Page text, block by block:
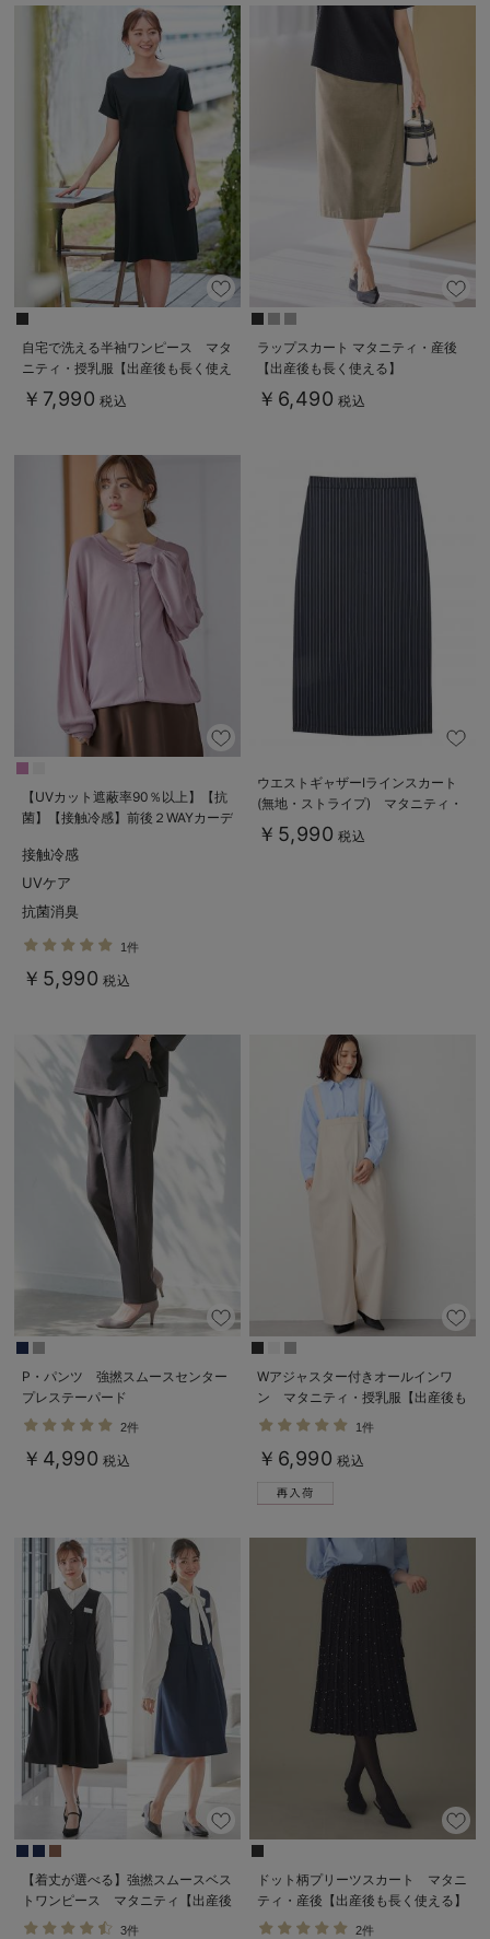
自宅で洗える半袖ワンピース マタ
ニティ・授乳服【出産後も長く使え
る】
￥7,990 税込
ラップスカート マタニティ・産後
【出産後も長く使える】
￥6,490 税込
【UVカット遮蔽率90％以上】【抗
菌】【接触冷感】前後２WAYカーデ
後も長く使える】
接触冷感
UVケア
抗菌消臭
1件
￥5,990 税込
ウエストギャザーIラインスカート
(無地・ストライプ) マタニティ・
産後【産後も長く着られる】
￥5,990 税込
P・パンツ 強撚スムースセンター
プレステーパード
2件
￥4,990 税込
Wアジャスター付きオールインワ
ン マタニティ・授乳服【出産後も
長く使える】
1件
￥6,990 税込
【着丈が選べる】強撚スムースベス
トワンピース マタニティ【出産後
も長く使える】
3件
ドット柄プリーツスカート マタニ
ティ・産後【出産後も長く使える】
2件